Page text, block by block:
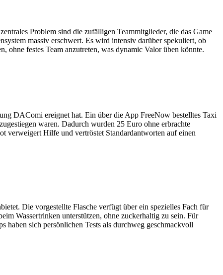
Problem sind die zufälligen Teammitglieder, die das Game
massiv erschwert. Es wird intensiv darüber spekuliert, ob
ohne festes Team anzutreten, was dynamic Valor üben könnte.
DAComi ereignet hat. Ein über die App FreeNow bestelltes Taxi
waren. Dadurch wurden 25 Euro ohne erbrachte
verweigert Hilfe und vertröstet Standardantworten auf einen
Die vorgestellte Flasche verfügt über ein spezielles Fach für
Wassertrinken unterstützen, ohne zuckerhaltig zu sein. Für
sich persönlichen Tests als durchweg geschmackvoll